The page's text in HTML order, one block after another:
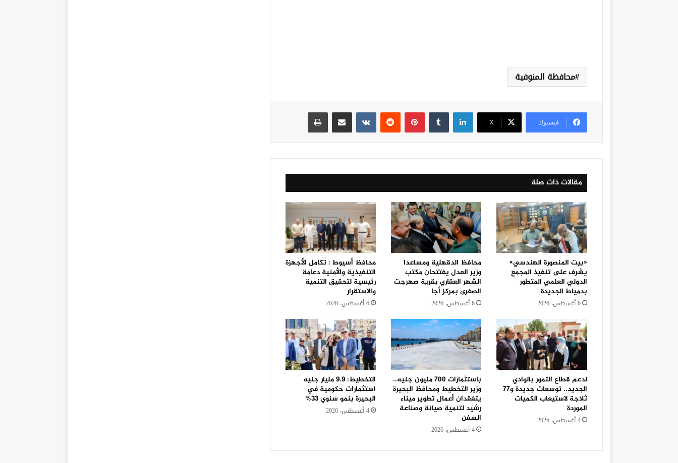
محافظة المنوفية
فيسبوك ‫X
لينكدإن بينتيريست
مقالات ذات صلة
«بيت المنصورة الهندسي»
يشرف على تنفيذ المجمع
الدولي العلمي المتطور
بدمياط الجديدة
6 أغسطس، 2026
محافظ الدقهلية ومساعدا
وزير العدل يفتتحان مكتب
الشهر العقاري بقرية صهرجت
الصغرى بمركز أجا
6 أغسطس، 2026
محافظ أسيوط : تكامل الأجهزة
التنفيذية والأمنية دعامة
رئيسية لتحقيق التنمية
والاستقرار
6 أغسطس، 2026
لدعم قطاع التمور بالوادي
الجديد.. توسعات جديدة و٧٧
ثلاجة لاستيعاب الكميات
الموردة
4 أغسطس، 2026
باستثمارات 700 مليون جنيه..
وزير التخطيط ومحافظ البحيرة
يتفقدان أعمال تطوير ميناء
رشيد لتنمية صيانة وصناعة
السفن
4 أغسطس، 2026
التخطيط: 9.9 مليار جنيه
استثمارات حكومية في
البحيرة بنمو سنوي 33%
4 أغسطس، 2026